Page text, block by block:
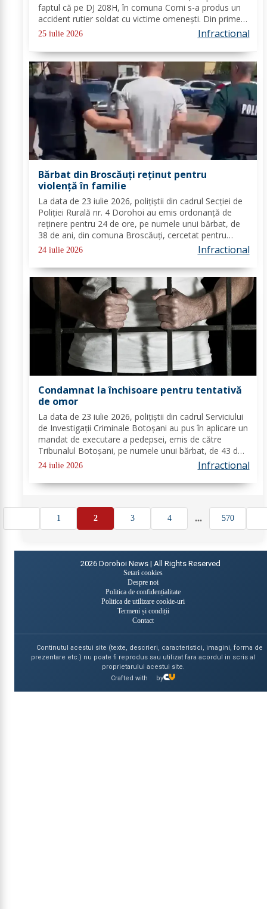
faptul că pe DJ 208H, în comuna Corni s-a produs un
accident rutier soldat cu victime omenești. Din primele
verificări efectuate s-a stabilit faptul că o tânără, din
25 iulie 2026 Infractional
Bărbat din Broscăuți reținut pentru
violență în familie
La data de 23 iulie 2026, polițiștii din cadrul Secției de
Poliției Rurală nr. 4 Dorohoi au emis ordonanță de
reținere pentru 24 de ore, pe numele unui bărbat, de
38 de ani, din comuna Broscăuți, cercetat pentru
comiterea infracțiunii de violență în familie. În urma
24 iulie 2026 Infractional
Condamnat la închisoare pentru tentativă
de omor
La data de 23 iulie 2026, polițiștii din cadrul Serviciului
de Investigații Criminale Botoșani au pus în aplicare un
mandat de executare a pedepsei, emis de către
Tribunalul Botoșani, pe numele unui bărbat, de 43 de
ani, din municipiul Botoșani. Bărbatul a fost
24 iulie 2026 Infractional
1 2 3 4 ... 570
2026 Dorohoi News | All Rights Reserved
Setari cookies
Despre noi
Politica de confidențialitate
Politica de utilizare cookie-uri
Termeni și condiții
Contact
Continutul acestui site (texte, descrieri, caracteristici, imagini, forma de
prezentare etc.) nu poate fi reprodus sau utilizat fara acordul in scris al
proprietarului acestui site.
Crafted with
by